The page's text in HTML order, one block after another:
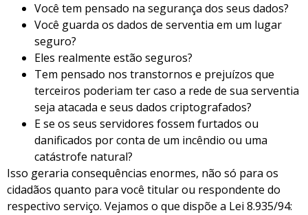
Você tem pensado na segurança dos seus dados?
Você guarda os dados de serventia em um lugar
seguro?
Eles realmente estão seguros?
Tem pensado nos transtornos e prejuízos que
terceiros poderiam ter caso a rede de sua serventia
seja atacada e seus dados criptografados?
E se os seus servidores fossem furtados ou
danificados por conta de um incêndio ou uma
catástrofe natural?
Isso geraria consequências enormes, não só para os
cidadãos quanto para você titular ou respondente do
respectivo serviço. Vejamos o que dispõe a Lei 8.935/94: